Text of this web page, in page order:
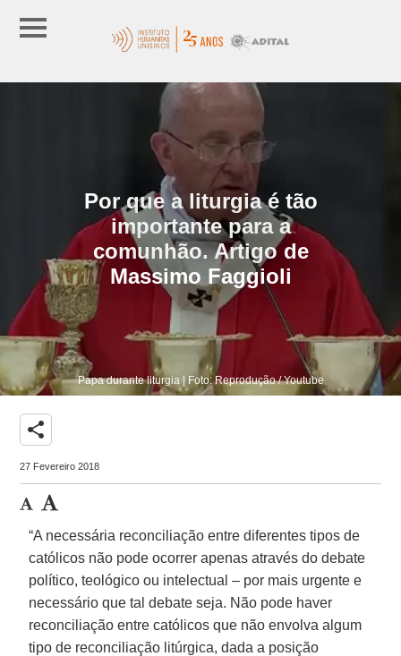
Por que a liturgia é tão
importante para a
comunhão. Artigo de
Massimo Faggioli
Papa durante liturgia | Foto: Reprodução / Youtube
share
27 Fevereiro 2018
“A necessária reconciliação entre diferentes tipos de
católicos não pode ocorrer apenas através do debate
político, teológico ou intelectual – por mais urgente e
necessário que tal debate seja. Não pode haver
reconciliação entre católicos que não envolva algum
tipo de reconciliação litúrgica, dada a posição